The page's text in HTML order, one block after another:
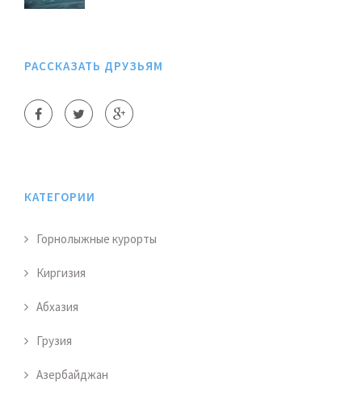
РАССКАЗАТЬ ДРУЗЬЯМ
КАТЕГОРИИ
Горнолыжные курорты
Киргизия
Абхазия
Грузия
Азербайджан